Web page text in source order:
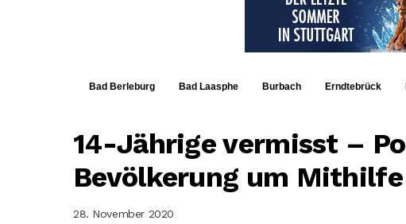
Bad Berleburg Bad Laasphe Burbach Erndtebrück
14-Jährige vermisst –
Bevölkerung um Mithilfe
28. November 2020